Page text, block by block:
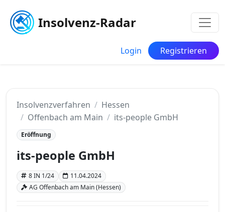
Insolvenz-Radar
Login Registrieren
Insolvenzverfahren
Hessen
Offenbach am Main
its-people GmbH
Eröffnung
its-people GmbH
8 IN 1/24
11.04.2024
AG Offenbach am Main (Hessen)